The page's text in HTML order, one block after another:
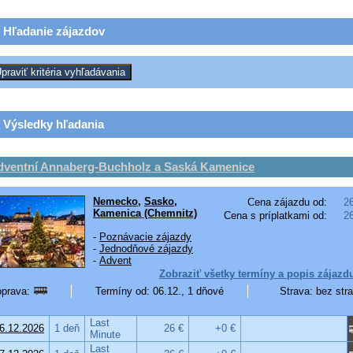
Hľadanie zájazdov
Výsledky hľadania
Annaberg-Buchholz a Saská Kamenice
Cena zájazdu od:
Cena s príplatkami od:
Nemecko, Sasko,
Kamenica (Chemnitz)
- Poznávacie zájazdy
- Jednodňové zájazdy
- Advent
Zobraziť všetky termíny a popis
Termíny od: 06.12., 1 dňové Strava: bez
1 deň
Last
Minute
26 € +0 €
Last